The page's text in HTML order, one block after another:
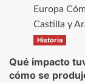
Historia
Qué impacto
cómo se